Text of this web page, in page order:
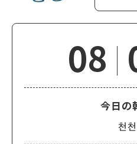
08
今日の
천